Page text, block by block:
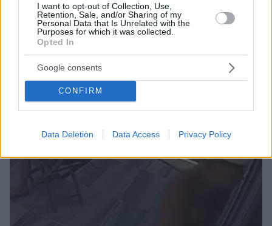
I want to opt-out of Collection, Use,
Retention, Sale, and/or Sharing of my
Personal Data that Is Unrelated with the
Purposes for which it was collected.
Opted In
Google consents
CONFIRM
Data Deletion Data Access Privacy Policy
ΤΑ ΠΙΟ ΔΗΜΟΦΙΛΗ